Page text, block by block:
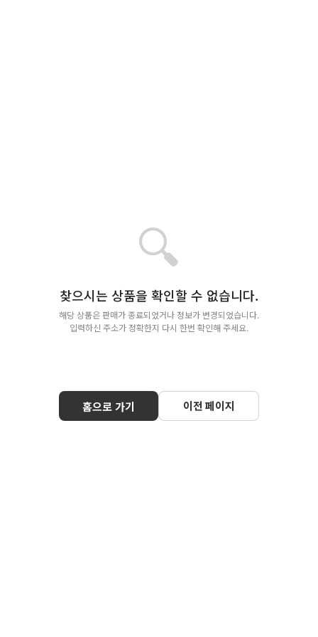
🔍
찾으시는 상품을 확인할 수 없습니다.
해당 상품은 판매가 종료되었거나 정보가 변경되었습니다.
입력하신 주소가 정확한지 다시 한번 확인해 주세요.
홈으로 가기 이전 페이지